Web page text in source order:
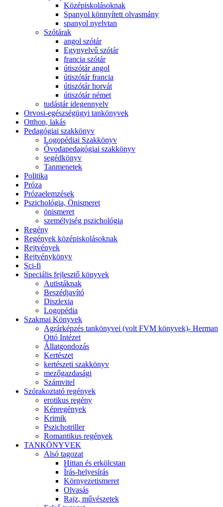
Középiskolásoknak
Spanyol könnyített olvasmány
spanyol nyelvtan
Szótárak
angol szótár
Egynyelvű szótár
francia szótár
útiszótár angol
útiszótár francia
útiszótár horvát
útiszótár német
tudástár idegennyelv
Orvosi-egészségügyi tankönyvek
Otthon, lakás
Pedagógiai szakkönyv
Logopédiai Szakkönyv
Óvodapedagógiai szakkönyv
segédkönyv
Tanmenetek
Politika
Próza
Prózaelemzések
Pszichológia, Önismeret
önismeret
személyiség pszichológia
Regény
Regények középiskolásoknak
Rejtvények
Rejtvénykönyv
Sci-fi
Speciális fejlesztő könyvek
Autistáknak
Beszédjavító
Diszlexia
Logopédia
Szakmai Könyvek
Agrárképzés tankönyvei (volt FVM könyvek)- Herman
Ottó Intézet
Állatgondozás
Kertészet
kertészeti szakkönyv
mezőgazdasági
Számvitel
Szórakoztató regények
erotikus regény
Képregények
Krimik
Pszichotriller
Romantikus regények
TANKÖNYVEK
Alsó tagozat
Hittan és erkölcstan
Írás-helyesírás
Környezetismeret
Olvasás
Rajz, művészetek